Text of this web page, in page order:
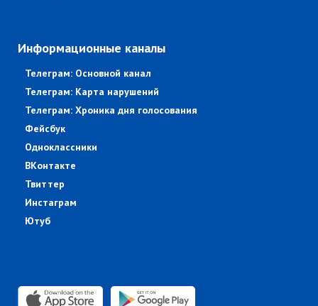
Информационные каналы
Телеграм: Основной канал
Телеграм: Карта нарушений
Телеграм: Хроника дня голосования
Фейсбук
Одноклассники
ВКонтакте
Твиттер
Инстаграм
Ютуб